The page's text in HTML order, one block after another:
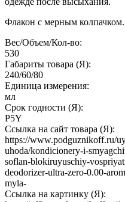
Флакон с мерным
Вес/Объем/Кол-во:
530
Габариты товара (Я):
240/60/80
Единица измерения:
мл
Срок годности (Я):
P5Y
Ссылка на сайт товара (Я):
https://www.podguznikoff.ru/
uhoda/kondicionery-i-
soflan-blokiruyuschiy-
deodorizer-ultra-zero-0.00-
myla-
Ссылка на картинку (Я):